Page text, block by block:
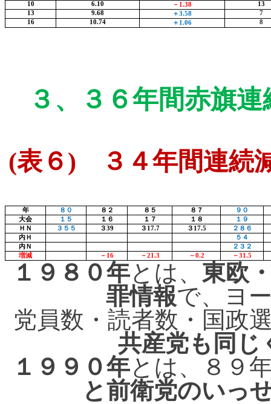
10
6.10 － 1.38
13
13
9.68 ＋3.58
7
16
10.74 ＋ 1.06 8
３、 ３６年間赤旗
(表６) ３４年間連続
年 ８０ ８２ ８５ ８７
９０
大会
１５ １６ １７ １８
１９
ＨＮ
３５５ ３39 ３ 17.7 ３ 17.5
２８６
内Ｈ
５４
内Ｎ
２３２
増減
－ 16 －21.3 －0.2 －31.5
１９８０年とは、 東欧
罪情報で、ヨ
党員数・読者数・国政
共産党も同じ
１９９０年とは、８９
と前衛党のいっ